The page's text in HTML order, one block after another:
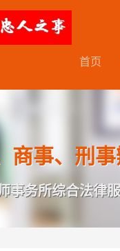
首页
商事、刑
事务所综合法律